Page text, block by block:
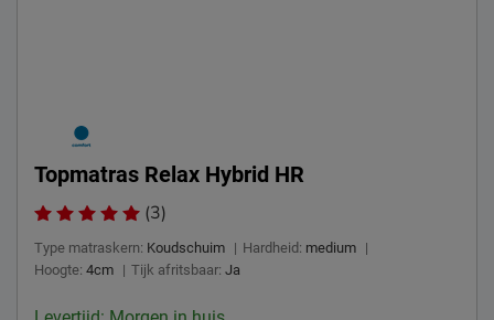
Topmatras Relax Hybrid HR
(3)
Type matraskern: Koudschuim | Hardheid: medium |
Hoogte: 4cm | Tijk afritsbaar: Ja